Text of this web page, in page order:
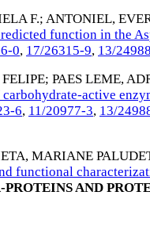
F.; ANTONIEL,
function in the
0, 17/26315-9, 13/
; PAES LEME,
active
6, 11/20977-3, 13/
MARIANE
functional
AND